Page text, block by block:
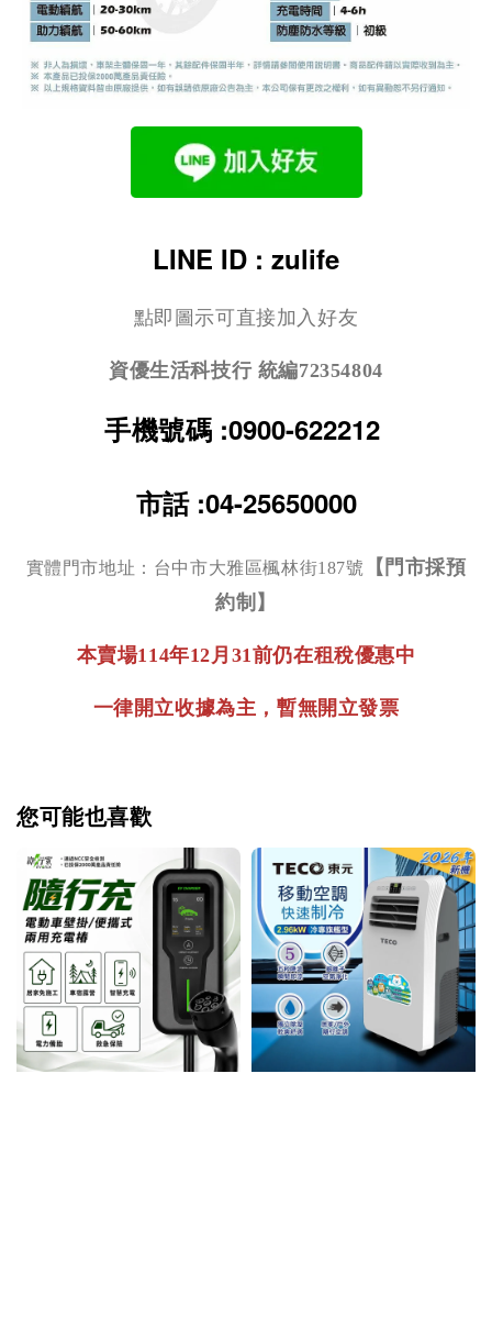
LINE ID : zulife
點即圖示可直接加入好友
資優生活科技行 統編72354804
手機號碼 :0900-622212
市話 :04-25650000
實體門市地址：台中市大雅區楓林街187號
【門市採預
約制】
本賣場114年12月31前仍在租稅優惠中
一律開立收據為主，暫無開立發票
您可能也喜歡